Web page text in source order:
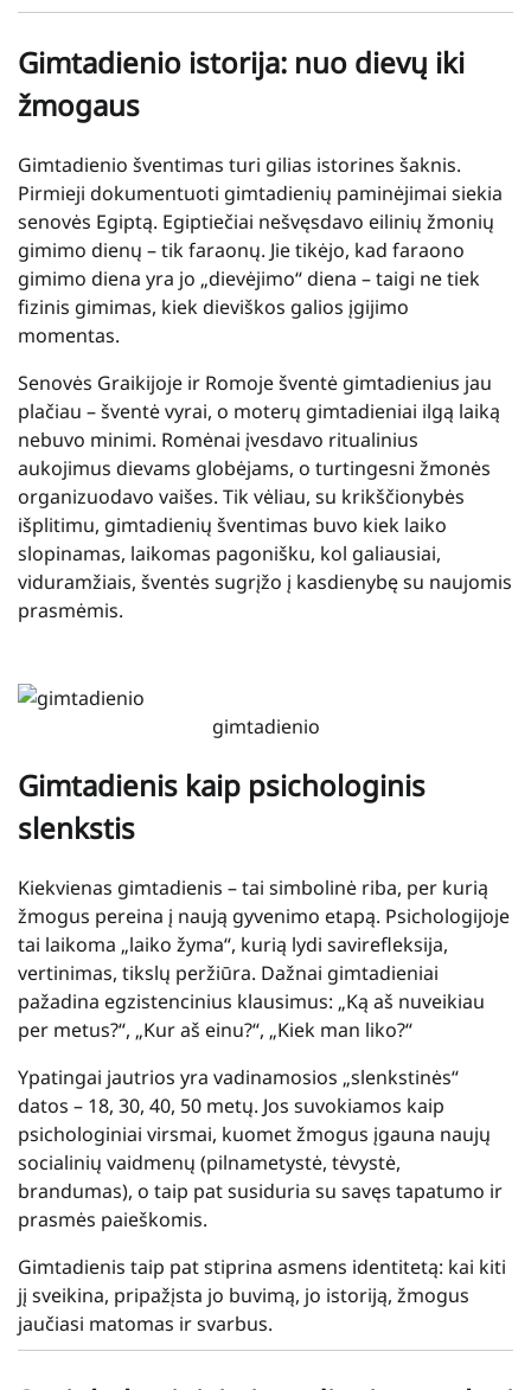
Gimtadienio istorija: nuo dievų iki
žmogaus
Gimtadienio šventimas turi gilias istorines šaknis.
Pirmieji dokumentuoti gimtadienių paminėjimai siekia
senovės Egiptą. Egiptiečiai nešvęsdavo eilinių žmonių
gimimo dienų – tik faraonų. Jie tikėjo, kad faraono
gimimo diena yra jo „dievėjimo“ diena – taigi ne tiek
fizinis gimimas, kiek dieviškos galios įgijimo
momentas.
Senovės Graikijoje ir Romoje šventė gimtadienius jau
plačiau – šventė vyrai, o moterų gimtadieniai ilgą laiką
nebuvo minimi. Romėnai įvesdavo ritualinius
aukojimus dievams globėjams, o turtingesni žmonės
organizuodavo vaišes. Tik vėliau, su krikščionybės
išplitimu, gimtadienių šventimas buvo kiek laiko
slopinamas, laikomas pagonišku, kol galiausiai,
viduramžiais, šventės sugrįžo į kasdienybę su naujomis
prasmėmis.
gimtadienio
Gimtadienis kaip psichologinis
slenkstis
Kiekvienas gimtadienis – tai simbolinė riba, per kurią
žmogus pereina į naują gyvenimo etapą. Psichologijoje
tai laikoma „laiko žyma“, kurią lydi savirefleksija,
vertinimas, tikslų peržiūra. Dažnai gimtadieniai
pažadina egzistencinius klausimus: „Ką aš nuveikiau
per metus?“, „Kur aš einu?“, „Kiek man liko?“
Ypatingai jautrios yra vadinamosios „slenkstinės“
datos – 18, 30, 40, 50 metų. Jos suvokiamos kaip
psichologiniai virsmai, kuomet žmogus įgauna naujų
socialinių vaidmenų (pilnametystė, tėvystė,
brandumas), o taip pat susiduria su savęs tapatumo ir
prasmės paieškomis.
Gimtadienis taip pat stiprina asmens identitetą: kai kiti
jį sveikina, pripažįsta jo buvimą, jo istoriją, žmogus
jaučiasi matomas ir svarbus.